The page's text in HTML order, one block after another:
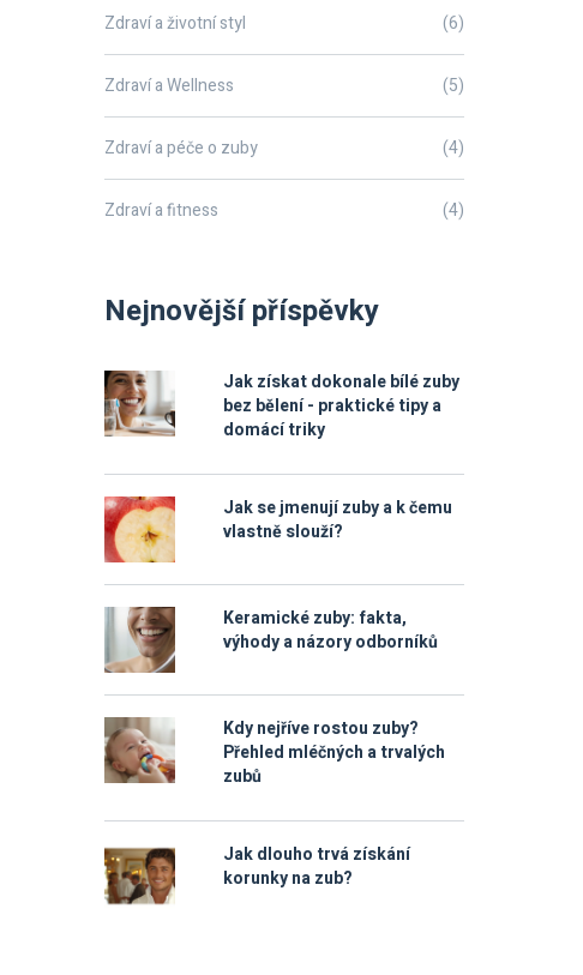
Zdraví a životní styl (6)
Zdraví a Wellness (5)
Zdraví a péče o zuby (4)
Zdraví a fitness (4)
Nejnovější příspěvky
Jak získat dokonale bílé zuby
bez bělení - praktické tipy a
domácí triky
Jak se jmenují zuby a k čemu
vlastně slouží?
Keramické zuby: fakta,
výhody a názory odborníků
Kdy nejříve rostou zuby?
Přehled mléčných a trvalých
zubů
Jak dlouho trvá získání
korunky na zub?